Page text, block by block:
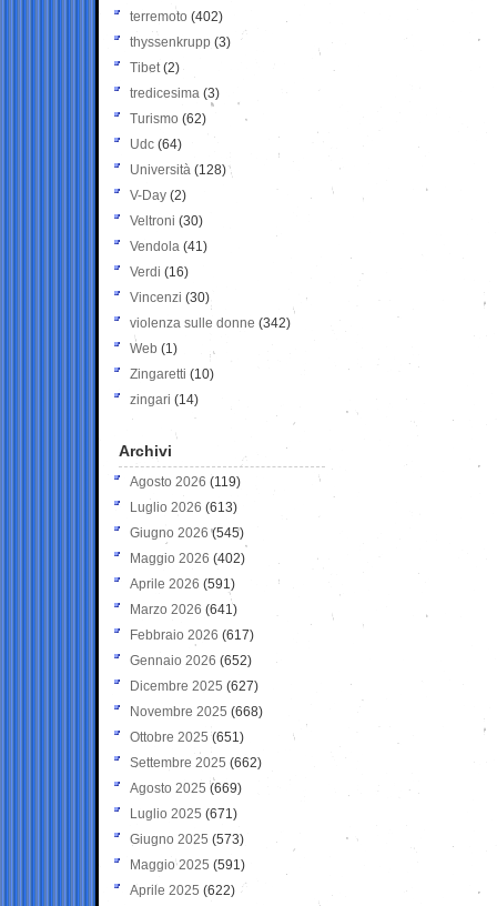
terremoto (402)
thyssenkrupp (3)
Tibet(2)
tredicesima (3)
Turismo (62)
Udc (64)
Università (128)
V-Day (2)
Veltroni (30)
Vendola (41)
Verdi (16)
Vincenzi (30)
violenza sulle donne (342)
Web (1)
Zingaretti (10)
zingari (14)
Archivi
Agosto 2026 (119)
Luglio 2026 (613)
Giugno 2026 (545)
Maggio 2026 (402)
Aprile 2026 (591)
Marzo 2026 (641)
Febbraio 2026 (617)
Gennaio 2026 (652)
Dicembre 2025 (627)
Novembre 2025 (668)
Ottobre 2025 (651)
Settembre 2025 (662)
Agosto 2025 (669)
Luglio 2025 (671)
Giugno 2025 (573)
Maggio 2025 (591)
Aprile 2025 (622)